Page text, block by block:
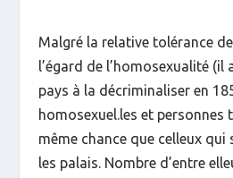
Malgré la relative tolérance
l’égard de l’homosexualité (il
pays à la décriminaliser en
homosexuel.les et personnes
même chance que celleux
les palais. Nombre d’entre